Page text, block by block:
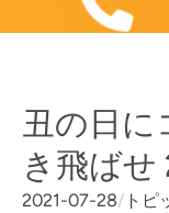
丑の日に
き飛ばせ
2021-07-28/ トピ